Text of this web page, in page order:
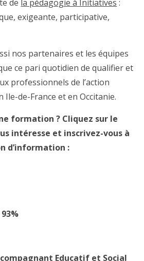
de la pédagogie à Initiatives :
exigeante, participative,
nos partenaires et les équipes
ce pari quotidien de qualifier et
professionnels de l’action
Ile-de-France et en Occitanie.
formation ? Cliquez sur le
intéresse et inscrivez-vous à
d’information :
93%
Educatif et Social